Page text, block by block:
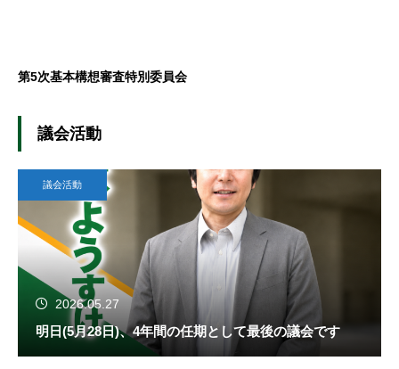
第5次基本構想審査特別委員会
議会活動
議会活動
2026.05.27
明日(5月28日)、4年間の任期として最後の議会です